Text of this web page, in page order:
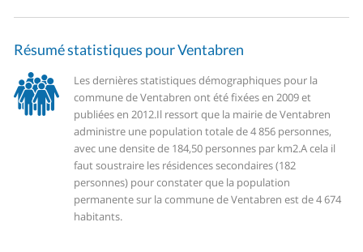
Résumé statistiques pour Ventabren
Les dernières statistiques démographiques pour la
commune de Ventabren ont été fixées en 2009 et
publiées en 2012.Il ressort que la mairie de Ventabren
administre une population totale de 4 856 personnes,
avec une densite de 184,50 personnes par km2.A cela il
faut soustraire les résidences secondaires (182
personnes) pour constater que la population
permanente sur la commune de Ventabren est de 4 674
habitants.